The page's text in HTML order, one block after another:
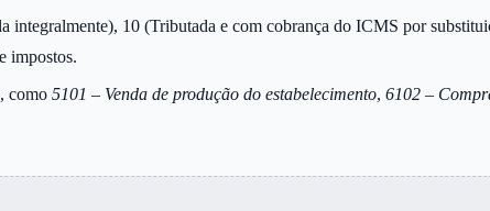
integralmente), 10 (Tributada e com cobrança do ICMS por
impostos.
como 5101 – Venda de produção do estabelecimento, 6102 –